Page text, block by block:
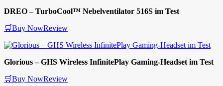
DREO – TurboCool™ Nebelventilator 516S im Test
🛒Buy NowReview
Glorious – GHS Wireless InfinitePlay Gaming-Headset im Test
🛒Buy NowReview